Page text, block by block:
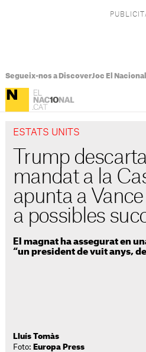
Segueix-nos a DiscoverJoc El Nacional
ESTATS UNITS
Trump
mandat a la
apunta a
a possibles
El magnat ha assegurat en
“un president de vuit anys,
Lluís Tomàs
Foto: Europa Press